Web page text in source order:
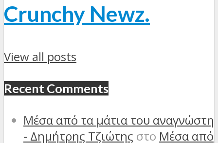
Crunchy Newz.
View all posts
Recent Comments
Μέσα από τα μάτια του αναγνώστη
- Δημήτρης Τζιώτης στο Μέσα από